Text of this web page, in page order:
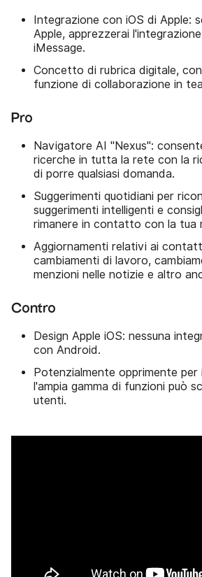
Integrazione con iOS di Apple:
Apple, apprezzerai
iMessage.
Concetto di rubrica digitale,
funzione di collaborazione in
Pro
Navigatore AI "Nexus":
ricerche in tutta la rete con la
di porre qualsiasi domanda.
Suggerimenti quotidiani per
suggerimenti intelligenti e
rimanere in contatto con la tua
Aggiornamenti relativi ai
cambiamenti di lavoro,
menzioni nelle notizie e altro
Contro
Design Apple iOS: nessuna
con Android.
Potenzialmente opprimente per
l'ampia gamma di funzioni può
utenti.